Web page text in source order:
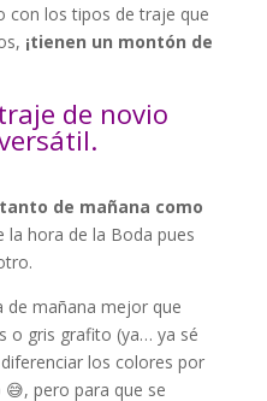
con los tipos de traje que
¡tienen un montón de
de novio
tanto de mañana como
la hora de la Boda pues
de mañana mejor que
o gris grafito (ya… ya sé
los colores por
pero para que se